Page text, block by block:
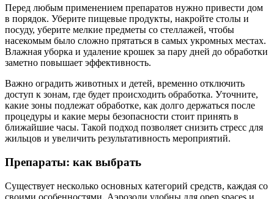
Перед любым применением препаратов нужно привести дом
в порядок. Уберите пищевые продукты, накройте столы и
посуду, уберите мелкие предметы со стеллажей, чтобы
насекомым было сложно прятаться в самых укромных местах.
Влажная уборка и удаление крошек за пару дней до обработки
заметно повышает эффективность.
Важно оградить животных и детей, временно отключить
доступ к зонам, где будет происходить обработка. Уточните,
какие зоны подлежат обработке, как долго держаться после
процедуры и какие меры безопасности стоит принять в
ближайшие часы. Такой подход позволяет снизить стресс для
жильцов и увеличить результативность мероприятий.
Препараты: как выбрать
Существует несколько основных категорий средств, каждая со
своими особенностями. Аэрозоли удобны для open spaces и